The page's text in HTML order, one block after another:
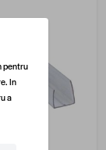
pentru
In
a